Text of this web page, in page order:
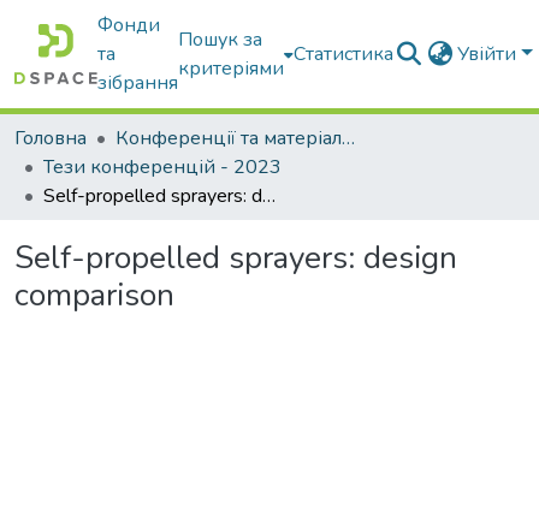
Фонди
та
зібрання
Пошук за
критеріями
Статистика Увійти
Головна
Конференції та матеріали конференцій
Тези конференцій - 2023
Self-propelled sprayers: design comparison
Self-propelled sprayers: design
comparison